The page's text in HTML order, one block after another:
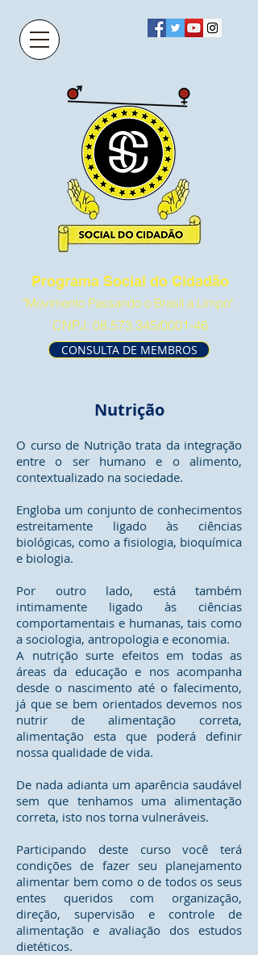
CONSULTA DE MEMBROS
Programa Social do Cidadão
"Movimento Passando o Brasil a Limpo".
CNPJ: 08.573.345/0001-46
Nutrição
O curso de Nutrição trata da integração
entre o ser humano e o alimento,
contextualizado na sociedade.
Engloba um conjunto de conhecimentos
estreitamente ligado às ciências
biológicas, como a fisiologia, bioquímica
e biologia.
Por outro lado, está também
intimamente ligado às ciências
comportamentais e humanas, tais como
a sociologia, antropologia e economia.
A nutrição surte efeitos em todas as
áreas da educação e nos acompanha
desde o nascimento até o falecimento,
já que se bem orientados devemos nos
nutrir de alimentação correta,
alimentação esta que poderá definir
nossa qualidade de vida.
De nada adianta um aparência saudável
sem que tenhamos uma alimentação
correta, isto nos torna vulneráveis.
Participando deste curso você terá
condições de fazer seu planejamento
alimentar bem como o de todos os seus
entes queridos com organização,
direção, supervisão e controle de
alimentação e avaliação dos estudos
dietéticos.